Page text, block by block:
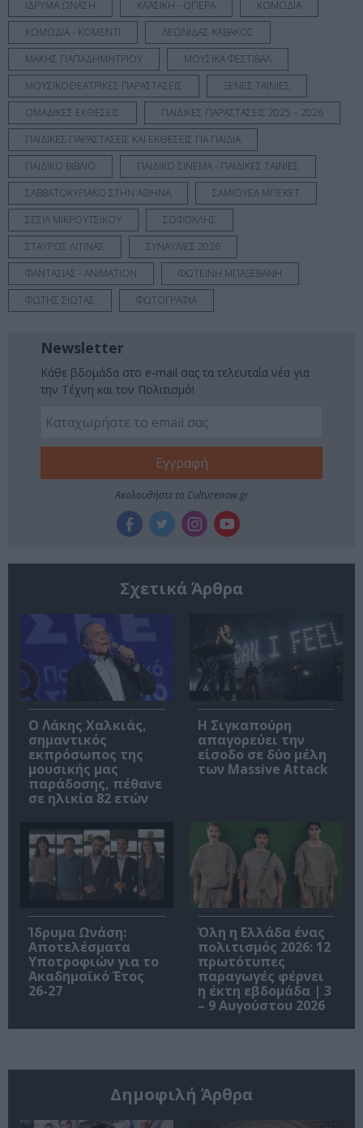
ΙΔΡΥΜΑ ΩΝΑΣΗ ΚΛΑΣΙΚΗ - ΟΠΕΡΑ
ΚΩΜΩΔΙΑ
ΚΩΜΩΔΙΑ - ΚΟΜΕΝΤΙ
ΛΕΩΝΙΔΑΣ ΚΑΒΑΚΟΣ
ΜΑΚΗΣ ΠΑΠΑΔΗΜΗΤΡΙΟΥ
ΜΟΥΣΙΚΑ ΦΕΣΤΙΒΑΛ
ΜΟΥΣΙΚΟΘΕΑΤΡΙΚΕΣ ΠΑΡΑΣΤΑΣΕΙΣ
ΞΕΝΕΣ ΤΑΙΝΙΕΣ
ΟΜΑΔΙΚΕΣ ΕΚΘΕΣΕΙΣ
ΠΑΙΔΙΚΕΣ ΠΑΡΑΣΤΑΣΕΙΣ 2025 – 2026
ΠΑΙΔΙΚΕΣ ΠΑΡΑΣΤΑΣΕΙΣ ΚΑΙ ΕΚΘΕΣΕΙΣ ΓΙΑ ΠΑΙΔΙΑ
ΠΑΙΔΙΚΟ ΒΙΒΛΙΟ
ΠΑΙΔΙΚΟ ΣΙΝΕΜΑ - ΠΑΙΔΙΚΕΣ ΤΑΙΝΙΕΣ
ΣΑΒΒΑΤΟΚΥΡΙΑΚΟ ΣΤΗΝ ΑΘΗΝΑ
ΣΑΜΙΟΥΕΛ ΜΠΕΚΕΤ
ΣΕΣΙΛ ΜΙΚΡΟΥΤΣΙΚΟΥ
ΣΟΦΟΚΛΗΣ
ΣΤΑΥΡΟΣ ΛΙΤΙΝΑΣ
ΣΥΝΑΥΛΙΕΣ 2026
ΦΑΝΤΑΣΙΑΣ - ANIMATION
ΦΩΤΕΙΝΗ ΜΠΑΞΕΒΑΝΗ
ΦΩΤΗΣ ΣΙΩΤΑΣ
ΦΩΤΟΓΡΑΦΙΑ
Newsletter
Κάθε βδομάδα στο e-mail σας τα τελευταία νέα για
την Τέχνη και τον Πολιτισμό!
Ακολουθήστε το Culturenow.gr
Σχετικά Άρθρα
Ο Λάκης Χαλκιάς,
σημαντικός
εκπρόσωπος της
μουσικής μας
παράδοσης, πέθανε
σε ηλικία 82 ετών
Η Σιγκαπούρη
απαγορεύει την
είσοδο σε δύο μέλη
των Massive Attack
Ίδρυμα Ωνάση:
Αποτελέσματα
Υποτροφιών για το
Ακαδημαϊκό Έτος
26-27
Όλη η Ελλάδα ένας
πολιτισμός 2026: 12
πρωτότυπες
παραγωγές φέρνει
η έκτη εβδομάδα | 3
– 9 Αυγούστου 2026
Δημοφιλή Άρθρα